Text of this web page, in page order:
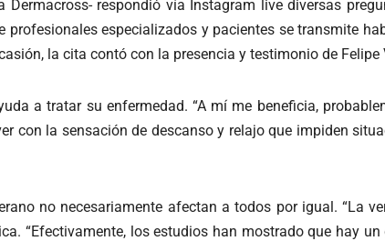
respondió vía Instagram live diversas
especializados y pacientes se transmite
la cita contó con la presencia y testimonio de Felipe
a tratar su enfermedad. “A mí me beneficia,
con la sensación de descanso y relajo que impiden
no necesariamente afectan a todos por igual. “La
“Efectivamente, los estudios han mostrado que hay